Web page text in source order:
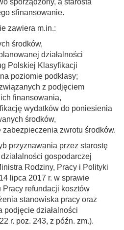
sporządzony, a starosta
sfinansowanie.
zawiera m.in.:
środków,
działalności
Polskiej Klasyfikacji
poziomie podklasy;
z podjęciem
finansowania,
wydatków do poniesienia
środków,
zabezpieczenia zwrotu środków.
przyznawania przez starostę
gospodarczej
Rodziny, Pracy i Polityki
lipca 2017 r. w sprawie
refundacji kosztów
stanowiska pracy oraz
podjęcie działalności
r. poz. 243, z późn. zm.).